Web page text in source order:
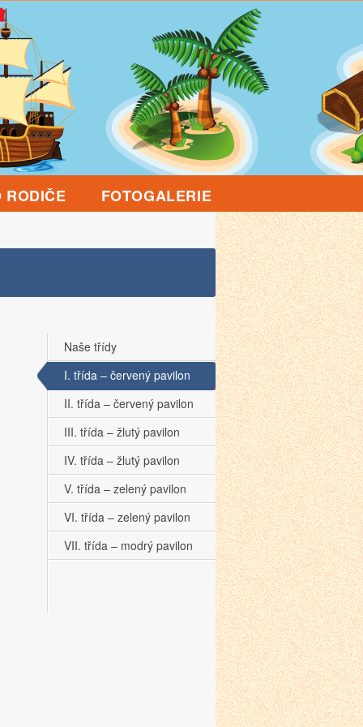
RODIČE FOTOGALERIE
Naše třídy
I. třída – červený pavilon
II. třída – červený pavilon
III. třída – žlutý pavilon
IV. třída – žlutý pavilon
V. třída – zelený pavilon
VI. třída – zelený pavilon
VII. třída – modrý pavilon